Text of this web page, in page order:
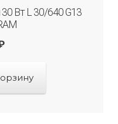
Вт L 30/640 G13